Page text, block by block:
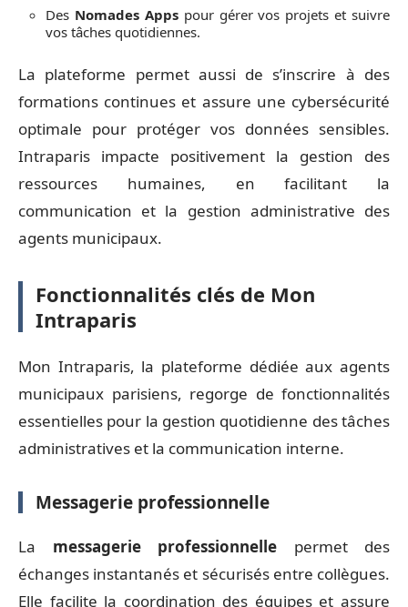
Des Nomades Appspour gérer vos projets et suivre
vos tâches quotidiennes.
La plateforme permet aussi de s’inscrire à des
formations continues et assure une cybersécurité
optimale pour protéger vos données sensibles.
Intraparis impacte positivement la gestion des
ressources humaines, en facilitant la
communication et la gestion administrative des
agents municipaux.
Fonctionnalités clés de Mon
Intraparis
Mon Intraparis, la plateforme dédiée aux agents
municipaux parisiens, regorge de fonctionnalités
essentielles pour la gestion quotidienne des tâches
administratives et la communication interne.
Messagerie professionnelle
La messagerie professionnelle permet des
échanges instantanés et sécurisés entre collègues.
Elle facilite la coordination des équipes et assure